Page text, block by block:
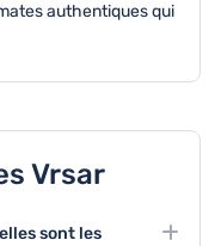
authentiques qui
Vrsar
sont les